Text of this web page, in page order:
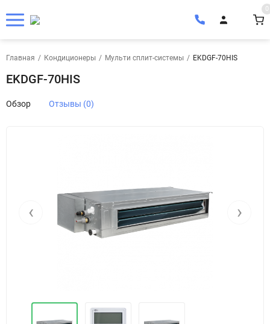
0
Главная / Кондиционеры / Мульти сплит-системы / EKDGF-70HIS
EKDGF-70HIS
Обзор Отзывы (0)
‹ ›